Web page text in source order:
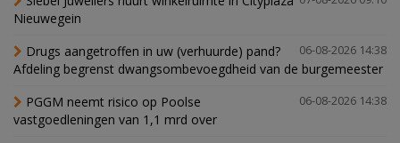
Nieuwegein
06-08-2026 14:38
Drugs aangetroffen in uw (verhuurde) pand?
Afdeling begrenst dwangsombevoegdheid van de burgemeester
06-08-2026 14:38
PGGM neemt risico op Poolse
vastgoedleningen van 1,1 mrd over